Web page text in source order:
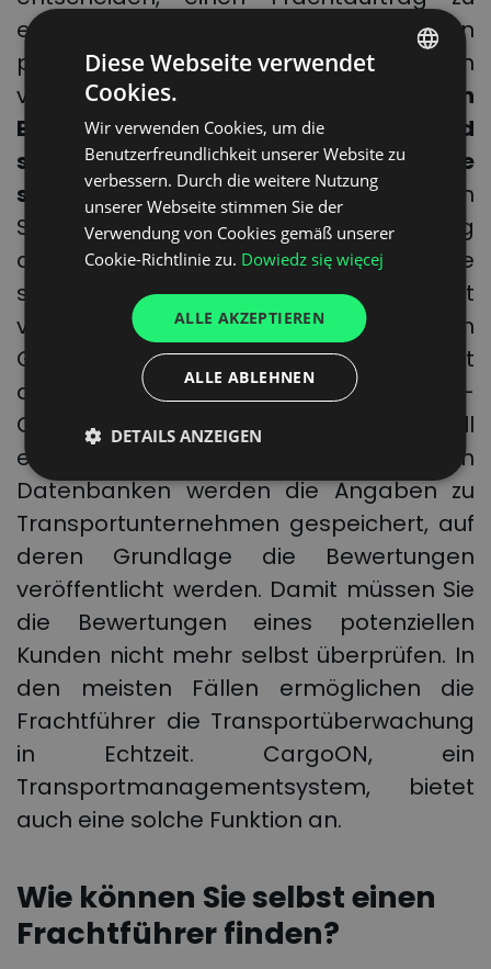
erteilen, müssen Sie daher den
potenziellen Auftragnehmer gründlich
verifizieren.Prüfen Sie alle verfügbaren
Bewertungen über den Frachtführer und
später auch die Dokumentation, die
seine Qualifikationen bestätigt.
Wenn
Sie alleine eine Geschäftsbeziehung
aufbauen möchten, können Sie leider nie
sicher sein, ob ein Auftragnehmer nicht
vor der Insolvenz steht und nicht von
Gerichtsvollziehern gepfändet wird. Mit
den Transportmanagement-
Onlineplattformen können Sie schnell
einen Frachtführer verifizieren. In ihren
Datenbanken werden die Angaben zu
Transportunternehmen gespeichert, auf
deren Grundlage die Bewertungen
veröffentlicht werden. Damit müssen Sie
die Bewertungen eines potenziellen
Kunden nicht mehr selbst überprüfen. In
den meisten Fällen ermöglichen die
Frachtführer die Transportüberwachung
in Echtzeit. CargoON, ein
Transportmanagementsystem, bietet
auch eine solche Funktion an.
Wie können Sie selbst einen
Frachtführer finden?
SPANISH
FRENCH
Diese Webseite verwendet
Cookies.
Wir verwenden Cookies, um die
Benutzerfreundlichkeit unserer Website zu
verbessern. Durch die weitere Nutzung
unserer Webseite stimmen Sie der
Verwendung von Cookies gemäß unserer
Cookie-Richtlinie zu. Dowiedz się więcej
ALLE AKZEPTIEREN
ALLE ABLEHNEN
DETAILS ANZEIGEN